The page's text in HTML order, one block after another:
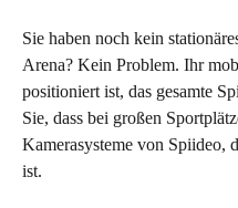
Sie haben noch kein
Arena? Kein Problem. Ihr
positioniert ist, das gesamte
Sie, dass bei großen
Kamerasysteme von Spiideo,
ist.